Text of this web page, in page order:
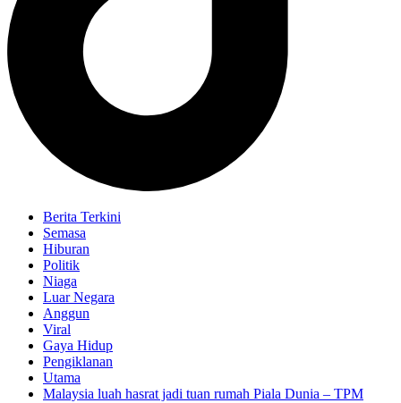
Berita Terkini
Semasa
Hiburan
Politik
Niaga
Luar Negara
Anggun
Viral
Gaya Hidup
Pengiklanan
Utama
Malaysia luah hasrat jadi tuan rumah Piala Dunia – TPM